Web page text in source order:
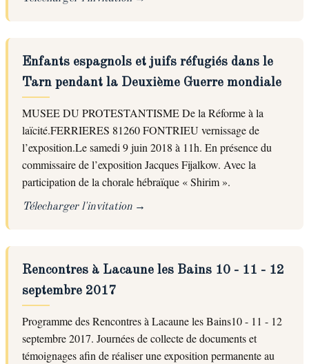
Enfants espagnols et juifs réfugiés dans le
Tarn pendant la Deuxième Guerre mondiale
MUSEE DU PROTESTANTISME De la Réforme à la
laïcité.FERRIERES 81260 FONTRIEU vernissage de
l’exposition.Le samedi 9 juin 2018 à 11h. En présence du
commissaire de l’exposition Jacques Fijalkow. Avec la
participation de la chorale hébraïque « Shirim ».
Télecharger l'invitation
Rencontres à Lacaune les Bains 10 - 11 - 12
septembre 2017
Programme des Rencontres à Lacaune les Bains10 - 11 - 12
septembre 2017. Journées de collecte de documents et
témoignages afin de réaliser une exposition permanente au